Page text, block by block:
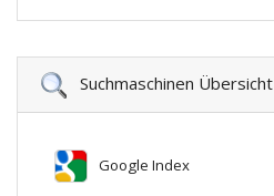
Suchmaschinen Übersicht
Google Index